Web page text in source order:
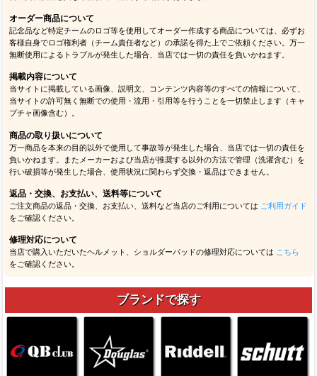
オーダー商品について
記念品など特定チームのロゴ等を使用してオーダー作成する商品については、必ずお
客様自身でロゴ権利者（チーム責任者など）の承諾を得た上でご依頼ください。万一
無断使用によるトラブルが発生した場合、当店では一切の責任を負いかねます。
掲載内容について
当サイトに掲載している画像、説明文、コンテンツ内容等のすべての情報について、
当サイトの許可無く無断での使用・流用・引用等を行うことを一切禁止します（キャ
プチャ画像含む）。
商品の取り扱いについて
万一商品を本来の目的以外で使用して事故等が発生した場合、当店では一切の責任を
負いかねます。またメーカーおよび当店が推奨する以外の方法で管理（洗濯含む）を
行い破損等が発生した場合、使用状況に関わらず交換・返品はできません。
返品・交換、お支払い、送料等について
ご注文商品の返品・交換、お支払い、送料など当店のご利用については ご利用ガイド
をご確認ください。
修理対応について
当店で購入いただいたヘルメット、ショルダーパッドの修理対応については こちら
をご確認ください。
ブランドで探す